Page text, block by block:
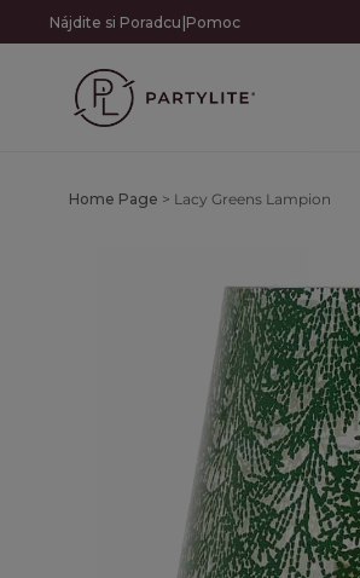
Nájdite si Poradcu |Pomoc
Home Page > Lacy Greens Lampion